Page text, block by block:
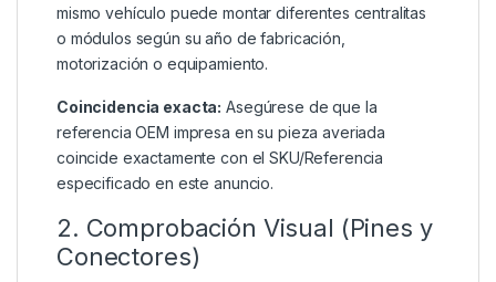
mismo vehículo puede montar diferentes centralitas
o módulos según su año de fabricación,
motorización o equipamiento.
Coincidencia exacta: Asegúrese de que la
referencia OEM impresa en su pieza averiada
coincide exactamente con el SKU/Referencia
especificado en este anuncio.
2. Comprobación Visual (Pines y
Conectores)